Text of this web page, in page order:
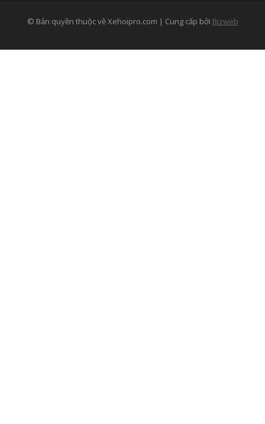
© Bản quyền thuộc về Xehoipro.com | Cung cấp bởi Bizweb